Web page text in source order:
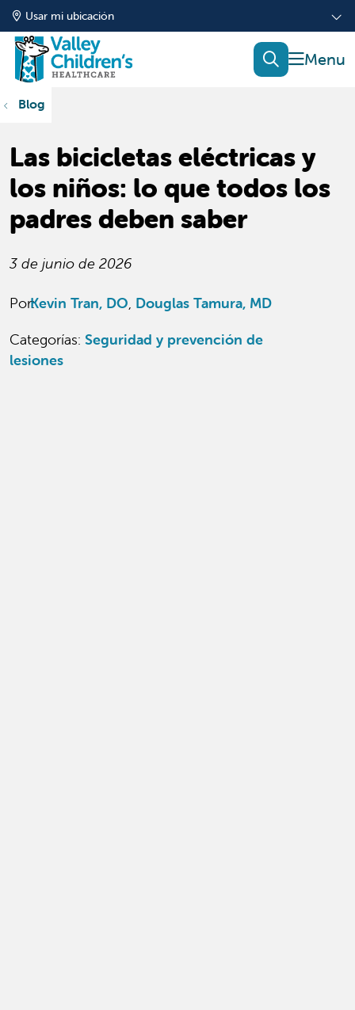
Usar mi ubicación
mostrar
buscar
Blog
Las bicicletas eléctricas y
los niños: lo que todos los
padres deben saber
3 de junio de 2026
Por:Kevin Tran, DO Douglas Tamura, MD
Categorías: Seguridad y prevención de
lesiones